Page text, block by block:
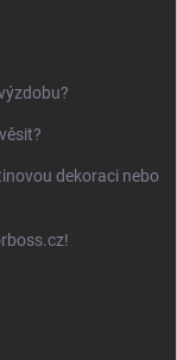
dekoraci nebo